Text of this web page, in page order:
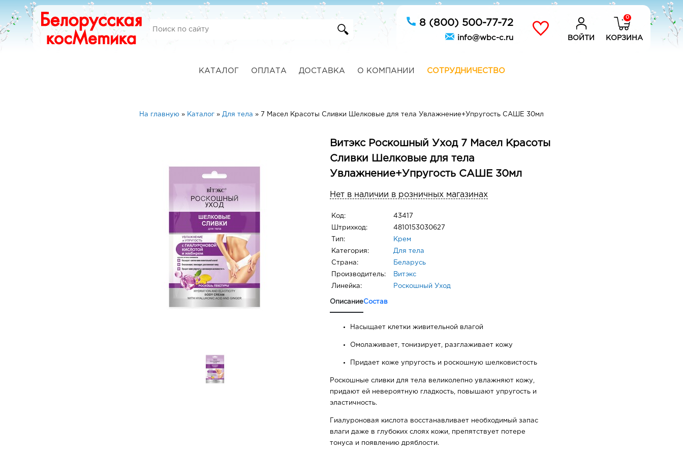
8 (800) 500-77-72
info@wbc-c.ru ВОЙТИ
0
КОРЗИНА
КАТАЛОГ ОПЛАТА ДОСТАВКА О КОМПАНИИ СОТРУДНИЧЕСТВО
На главную » Каталог » Для тела » 7 Масел Красоты Сливки Шелковые для тела Увлажнение+Упругость САШЕ 30мл
Витэкс Роскошный Уход 7 Масел Красоты
Сливки Шелковые для тела
Увлажнение+Упругость САШЕ 30мл
Нет в наличии в розничных магазинах
Код: 43417
Штрихкод: 4810153030627
Тип: Крем
Категория: Для тела
Страна: Беларусь
Производитель: Витэкс
Линейка: Роскошный Уход
ОписаниеСостав
Насыщает клетки живительной влагой
Омолаживает, тонизирует, разглаживает кожу
Придает коже упругость и роскошную шелковистость
Роскошные сливки для тела великолепно увлажняют кожу,
придают ей невероятную гладкость, повышают упругость и
эластичность.
Гиалуроновая кислота восстанавливает необходимый запас
влаги даже в глубоких слоях кожи, препятствует потере
тонуса и появлению дряблости.